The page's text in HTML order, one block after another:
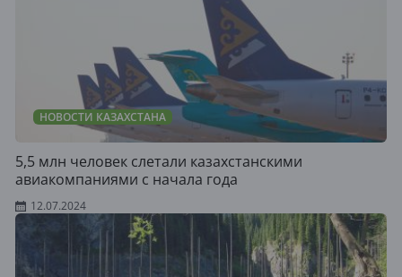
НОВОСТИ КАЗАХСТАНА
5,5 млн человек слетали казахстанскими
авиакомпаниями с начала года
12.07.2024